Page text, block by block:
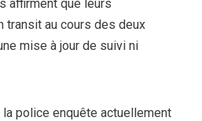
affirment que leurs
transit au cours des deux
mise à jour de suivi ni
la police enquête actuellement